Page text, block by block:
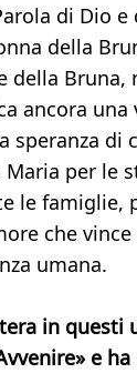
di Dio
della
della Bruna,
ancora una
speranza di
Maria per le
le famiglie,
che
umana.
in
e